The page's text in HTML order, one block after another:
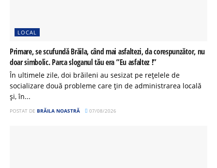
LOCAL
Primare, se scufundă Brăila, când mai asfaltezi, da corespunzător, nu
doar simbolic. Parca sloganul tău era ”Eu asfaltez !”
În ultimele zile, doi brăileni au sesizat pe rețelele de
socializare două probleme care țin de administrarea locală
și, în...
POSTAT DE BRĂILA NOASTRĂ 07/08/2026